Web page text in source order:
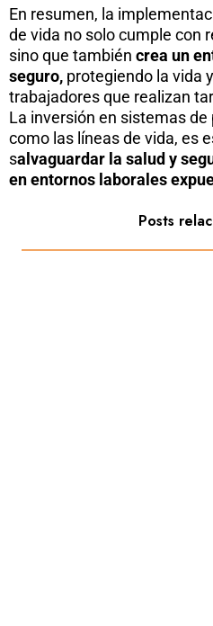
En resumen, la
de vida no solo cumple con
sino que también crea un
seguro, protegiendo la vida
trabajadores que realizan
La inversión en sistemas
como las líneas de vida, es
salvaguardar la salud y
en entornos laborales
Posts